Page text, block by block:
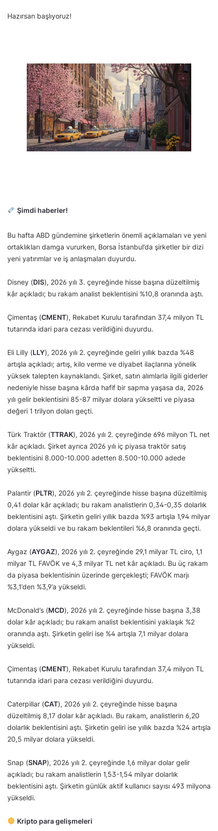
Hazırsan başlıyoruz!
Şimdi haberler!
Bu hafta ABD gündemine şirketlerin önemli açıklamaları ve yeni
ortaklıkları damga vururken, Borsa İstanbul’da şirketler bir dizi
yeni yatırımlar ve iş anlaşmaları duyurdu.
Disney (DIS), 2026 yılı 3. çeyreğinde hisse başına düzeltilmiş
kâr açıkladı; bu rakam analist beklentisini %10,8 oranında aştı.
Çimentaş (CMENT), Rekabet Kurulu tarafından 37,4 milyon TL
tutarında idari para cezası verildiğini duyurdu.
Eli Lilly (LLY), 2026 yılı 2. çeyreğinde geliri yıllık bazda %48
artışla açıkladı; artış, kilo verme ve diyabet ilaçlarına yönelik
yüksek talepten kaynaklandı. Şirket, satın alımlarla ilgili giderler
nedeniyle hisse başına kârda hafif bir sapma yaşasa da, 2026
yılı gelir beklentisini 85-87 milyar dolara yükseltti ve piyasa
değeri 1 trilyon doları geçti.
Türk Traktör (TTRAK), 2026 yılı 2. çeyreğinde 696 milyon TL net
kâr açıkladı. Şirket ayrıca 2026 yılı iç piyasa traktör satış
beklentisini 8.000-10.000 adetten 8.500-10.000 adede
yükseltti.
Palantir (PLTR), 2026 yılı 2. çeyreğinde hisse başına düzeltilmiş
0,41 dolar kâr açıkladı; bu rakam analistlerin 0,34-0,35 dolarlık
beklentisini aştı. Şirketin geliri yıllık bazda %93 artışla 1,94 milyar
dolara yükseldi ve bu rakam beklentileri %6,8 oranında geçti.
Aygaz (AYGAZ), 2026 yılı 2. çeyreğinde 29,1 milyar TL ciro, 1,1
milyar TL FAVÖK ve 4,3 milyar TL net kâr açıkladı. Bu üç rakam
da piyasa beklentisinin üzerinde gerçekleşti; FAVÖK marjı
%3,1’den %3,9’a yükseldi.
McDonald’s (MCD), 2026 yılı 2. çeyreğinde hisse başına 3,38
dolar kâr açıkladı; bu rakam analist beklentisini yaklaşık %2
oranında aştı. Şirketin geliri ise %4 artışla 7,1 milyar dolara
yükseldi.
Çimentaş (CMENT), Rekabet Kurulu tarafından 37,4 milyon TL
tutarında idari para cezası verildiğini duyurdu.
Caterpillar (CAT), 2026 yılı 2. çeyreğinde hisse başına
düzeltilmiş 8,17 dolar kâr açıkladı. Bu rakam, analistlerin 6,20
dolarlık beklentisini aştı. Şirketin geliri ise yıllık bazda %24 artışla
20,5 milyar dolara yükseldi.
Snap (SNAP), 2026 yılı 2. çeyreğinde 1,6 milyar dolar gelir
açıkladı; bu rakam analistlerin 1,53-1,54 milyar dolarlık
beklentisini aştı. Şirketin günlük aktif kullanıcı sayısı 493 milyona
yükseldi.
Kripto para gelişmeleri